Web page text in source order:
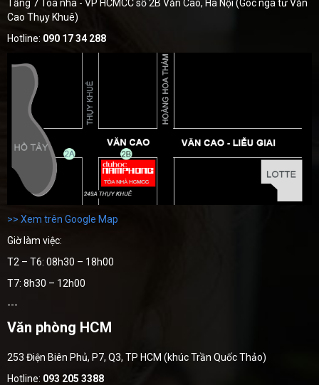
Tầng 7 Tòa nhà - VP HCMCC số 2B Văn Cao, Hà Nội (Góc ngã tư Văn
Cao Thụy Khuê)
Hotline: 090 17 34 288
>> Xem trên Google Map
Giờ làm việc:
T2 – T6: 08h30 – 18h00
T7: 8h30 – 12h00
---
Văn phòng HCM
253 Điện Biên Phủ, P7, Q3, TP HCM (khúc Trần Quốc Thảo)
Hotline: 093 205 3388